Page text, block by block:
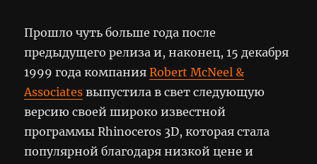
Прошло чуть больше года после
предыдущего релиза и, наконец, 15 декабря
1999 года компанияRobert McNeel &
Associates выпустила в свет следующую
версию своей широко известной
программы Rhinoceros 3D, которая стала
популярной благодаря низкой цене и